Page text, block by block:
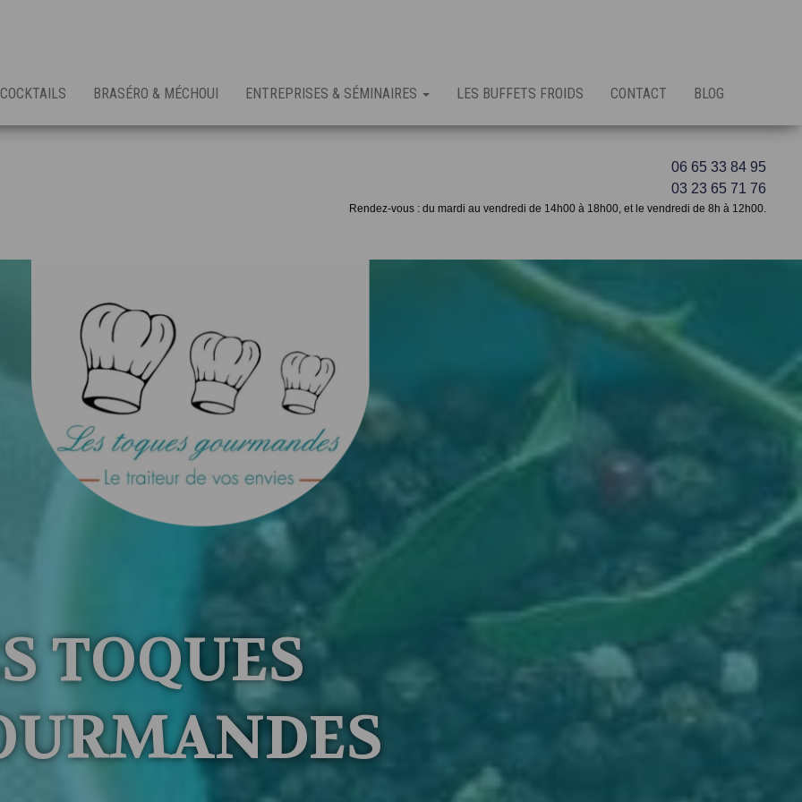
COCKTAILS BRASÉRO & MÉCHOUI ENTREPRISES & SÉMINAIRES LES BUFFETS FROIDS CONTACT BLOG
06 65 33 84 95
03 23 65 71 76
Rendez-vous : du mardi au vendredi de 14h00 à 18h00, et le vendredi de 8h à 12h00.
TOQUES